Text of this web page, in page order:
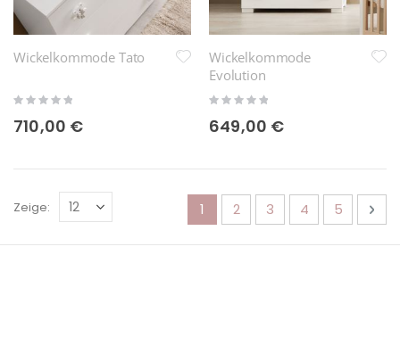
Wickelkommode Tato
Rating:
710,00 €
Wickelkommode
Evolution
Rating:
649,00 €
Seite
Sie lesen gerade die Seite
1 Seite
2 Seite
3 Seite
4 Seite
5
Zeige